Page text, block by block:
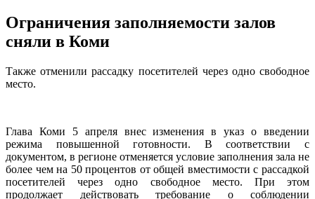
Ограничения заполняемости залов
сняли в Коми
Также отменили рассадку посетителей через одно свободное
место.
Глава Коми 5 апреля внес изменения в указ о введении
режима повышенной готовности. В соответствии с
документом, в регионе отменяется условие заполнения зала не
более чем на 50 процентов от общей вместимости с рассадкой
посетителей через одно свободное место. При этом
продолжает действовать требование о соблюдении